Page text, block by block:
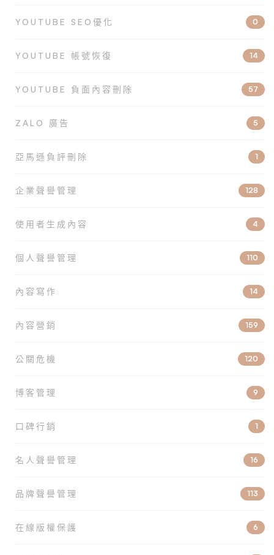
YOUTUBE SEO優化 0
YOUTUBE 帳號恢復 14
YOUTUBE 負面內容刪除 57
ZALO 廣告 5
亞馬遜負評刪除 1
企業聲譽管理 128
使用者生成內容 4
個人聲譽管理 110
內容寫作 14
內容營銷 159
公關危機 120
博客管理 9
口碑行銷 1
名人聲譽管理 16
品牌聲譽管理 113
在線版權保護 6